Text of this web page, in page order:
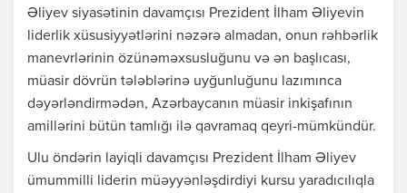
Əliyev siyasətinin davamçısı Prezident İlham Əliyevin
liderlik xüsusiyyətlərini nəzərə almadan, onun rəhbərlik
manevrlərinin özünəməxsusluğunu və ən başlıcası,
müasir dövrün tələblərinə uyğunluğunu lazımınca
dəyərləndirmədən, Azərbaycanın müasir inkişafının
amillərini bütün tamlığı ilə qavramaq qeyri-mümkündür.
Ulu öndərin layiqli davamçısı Prezident İlham Əliyev
ümummilli liderin müəyyənləşdirdiyi kursu yaradıcılıqla